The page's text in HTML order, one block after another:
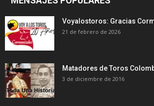
Voyalostoros: Gracias
21 de febrero de 2026
Matadores de Toros
3 de diciembre de 2016